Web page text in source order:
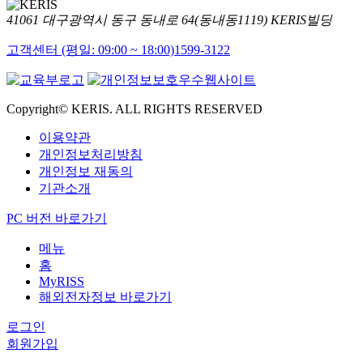
41061 대구광역시 동구 동내로 64(동내동1119) KERIS빌딩
고객센터 (평일: 09:00 ~ 18:00)1599-3122
Copyright© KERIS. ALL RIGHTS RESERVED
이용약관
개인정보처리방침
개인정보 재동의
기관소개
PC 버전 바로가기
메뉴
홈
MyRISS
해외전자정보 바로가기
로그인
회원가입